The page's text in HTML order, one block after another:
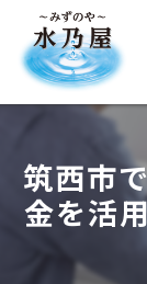
筑西市
金を活